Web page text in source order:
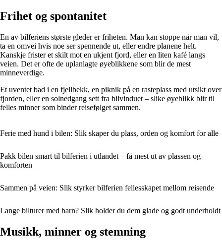
Frihet og spontanitet
En av bilferiens største gleder er friheten. Man kan stoppe når man vil,
ta en omvei hvis noe ser spennende ut, eller endre planene helt.
Kanskje frister et skilt mot en ukjent fjord, eller en liten kafé langs
veien. Det er ofte de uplanlagte øyeblikkene som blir de mest
minneverdige.
Et uventet bad i en fjellbekk, en piknik på en rasteplass med utsikt over
fjorden, eller en solnedgang sett fra bilvinduet – slike øyeblikk blir til
felles minner som binder reisefølget sammen.
Ferie med hund i bilen: Slik skaper du plass, orden og komfort for alle
Pakk bilen smart til bilferien i utlandet – få mest ut av plassen og
komforten
Sammen på veien: Slik styrker bilferien fellesskapet mellom reisende
Lange bilturer med barn? Slik holder du dem glade og godt underholdt
Musikk, minner og stemning